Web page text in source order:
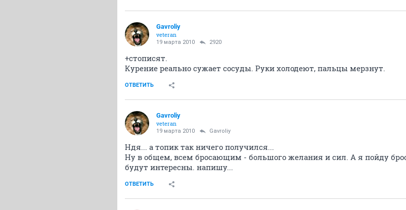
Gavroliy
veteran
19 марта 2010 2920
+стописят.
Курение реально сужает сосуды. Руки холодеют, пальцы мерзнут.
ОТВЕТИТЬ
Gavroliy
veteran
19 марта 2010 Gavroliy
Ндя... а топик так ничего получился...
Ну в общем, всем бросающим - большого желания и сил. А я пойду
будут интересны. напишу...
ОТВЕТИТЬ